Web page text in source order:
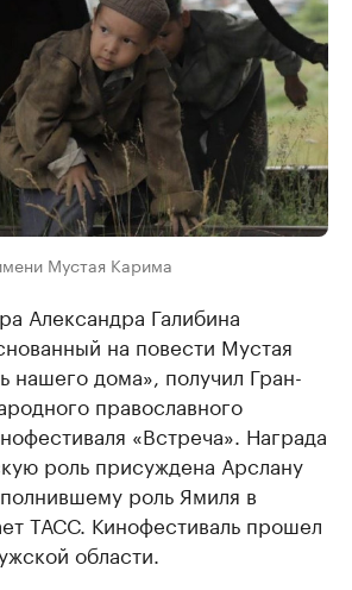
Мустая Карима
Александра Галибина
на повести Мустая
нашего дома», получил Гран-
православного
«Встреча». Награда
роль присуждена Арслану
роль Ямиля в
ТАСС. Кинофестиваль прошел
области.